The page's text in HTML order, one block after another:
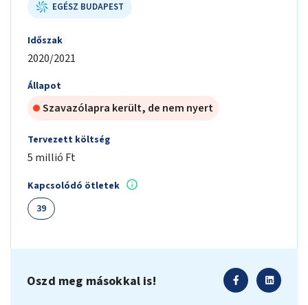
EGÉSZ BUDAPEST
Időszak
2020/2021
Állapot
Szavazólapra került, de nem nyert
Tervezett költség
5 millió Ft
Kapcsolódó ötletek
39
Oszd meg másokkal is!